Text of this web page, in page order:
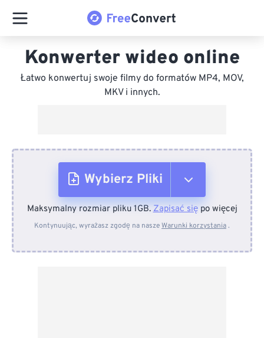
Konwerter wideo online
Łatwo konwertuj swoje filmy do formatów MP4, MOV,
MKV i innych.
Wybierz Pliki
Z urządzenia
Maksymalny rozmiar pliku 1GB.Zapisać siępo więcej
Kontynuując, wyrażasz zgodę na naszeWarunki korzystania.